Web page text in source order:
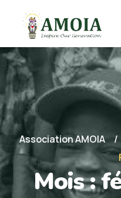
Association AMOIA
Mois :